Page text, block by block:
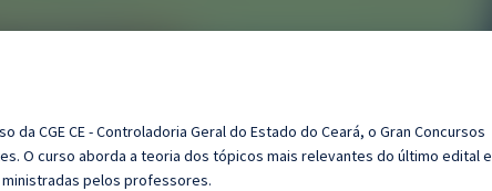
CGE CE - Controladoria Geral do Estado do Ceará, o Gran Concursos
O curso aborda a teoria dos tópicos mais relevantes do último edital e
ministradas pelos professores.